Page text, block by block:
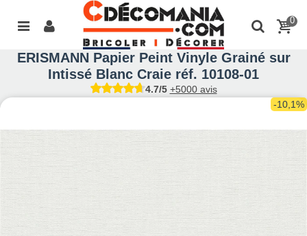
0
ERISMANN Papier Peint Vinyle Grainé sur
Intissé Blanc Craie réf. 10108-01
4.7/5 +5000 avis
-10,1%